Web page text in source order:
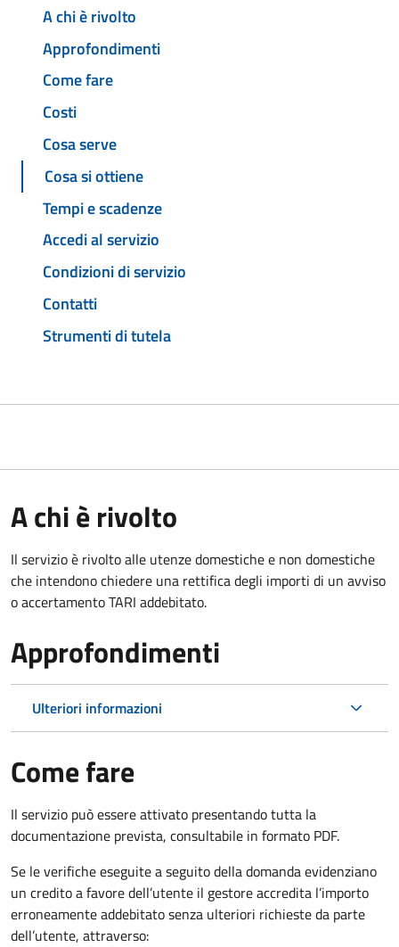
A chi è rivolto
Approfondimenti
Come fare
Costi
Cosa serve
Cosa si ottiene
Tempi e scadenze
Accedi al servizio
Condizioni di servizio
Contatti
Strumenti di tutela
A chi è rivolto
Il servizio è rivolto alle utenze domestiche e non domestiche
che intendono chiedere una rettifica degli importi di un avviso
o accertamento TARI addebitato.
Approfondimenti
Ulteriori informazioni
Come fare
Il servizio può essere attivato presentando tutta la
documentazione prevista, consultabile in formato PDF.
Se le verifiche eseguite a seguito della domanda evidenziano
un credito a favore dell’utente il gestore accredita l’importo
erroneamente addebitato senza ulteriori richieste da parte
dell’utente, attraverso: